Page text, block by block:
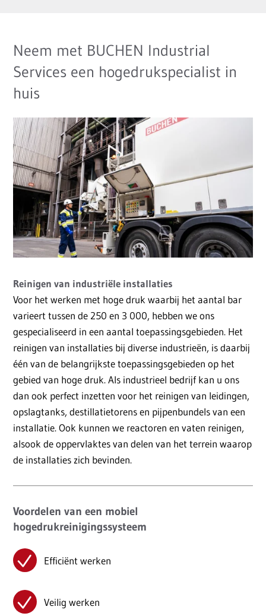
Neem met BUCHEN Industrial
Services een hogedrukspecialist in
huis
Reinigen van industriële installaties
Voor het werken met hoge druk waarbij het aantal bar
varieert tussen de 250 en 3 000, hebben we ons
gespecialiseerd in een aantal toepassingsgebieden. Het
reinigen van installaties bij diverse industrieën, is daarbij
één van de belangrijkste toepassingsgebieden op het
gebied van hoge druk. Als industrieel bedrijf kan u ons
dan ook perfect inzetten voor het reinigen van leidingen,
opslagtanks, destillatietorens en pijpenbundels van een
installatie. Ook kunnen we reactoren en vaten reinigen,
alsook de oppervlaktes van delen van het terrein waarop
de installaties zich bevinden.
Voordelen van een mobiel
hogedrukreinigingssysteem
Efficiënt werken
Veilig werken